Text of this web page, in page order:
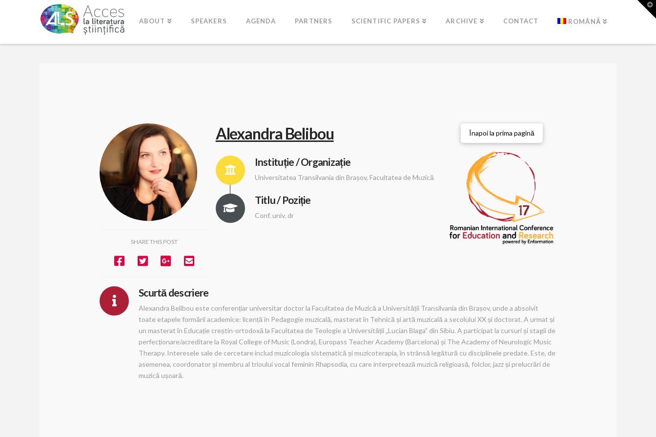
ABOUT SPEAKERS AGENDA PARTNERS SCIENTIFIC PAPERS ARCHIVE CONTACT ROMÂNĂ
SHARE THIS POST
Alexandra Belibou
Instituție / Organizație
Universitatea Transilvania din Brașov, Facultatea de Muzică
Titlu / Poziție
Conf. univ. dr
Înapoi la prima pagină
Scurtă descriere
Alexandra Belibou este conferențiar universitar doctor la Facultatea de Muzică a Universității Transilvania din Brașov, unde a absolvit
toate etapele formării academice: licență în Pedagogie muzicală, masterat în Tehnică și artă muzicală a secolului XX și doctorat. A urmat și
un masterat în Educație creștin-ortodoxă la Facultatea de Teologie a Universității „Lucian Blaga” din Sibiu. A participat la cursuri și stagii de
perfecționare/acreditare la Royal College of Music (Londra), Europass Teacher Academy (Barcelona) și The Academy of Neurologic Music
Therapy. Interesele sale de cercetare includ muzicologia sistematică și muzicoterapia, în strânsă legătură cu disciplinele predate. Este, de
asemenea, coordonator și membru al trioului vocal feminin Rhapsodia, cu care interpretează muzică religioasă, folclor, jazz și prelucrări de
muzică ușoară.